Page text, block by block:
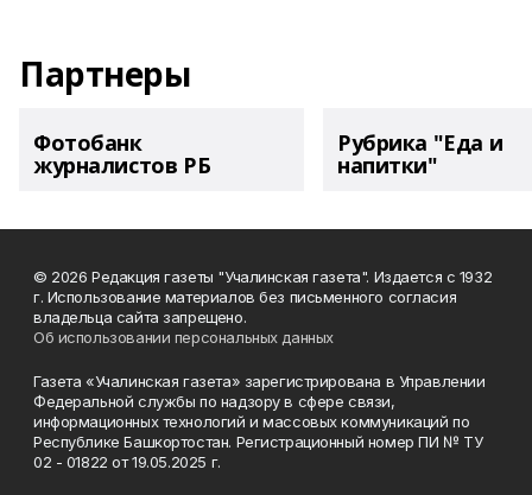
Партнеры
Фотобанк
журналистов РБ
Рубрика "Еда и
напитки"
© 2026 Редакция газеты "Учалинская газета". Издается с 1932
г. Использование материалов без письменного согласия
владельца сайта запрещено.
Об использовании персональных данных
Газета «Учалинская газета» зарегистрирована в Управлении
Федеральной службы по надзору в сфере связи,
информационных технологий и массовых коммуникаций по
Республике Башкортостан. Регистрационный номер ПИ № ТУ
02 - 01822 от 19.05.2025 г.